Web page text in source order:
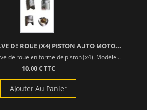
DE ROUE (X4) PISTON AUTO MOTO...
de roue en forme de piston (x4). Modèle...
10,00 € TTC
Ajouter Au Panier